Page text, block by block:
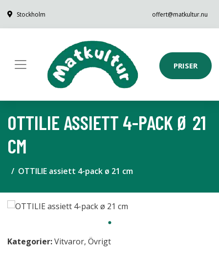
Stockholm offert@matkultur.nu
PRISER
OTTILIE ASSIETT 4-PACK Ø 21
CM
OTTILIE assiett 4-pack ø 21 cm
Kategorier:Vitvaror, Övrigt